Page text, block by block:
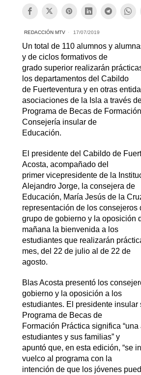
REDACCIÓN MTV 17/07/2019
Un total de 110 alumnos y
y de ciclos formativos de
grado superior realizarán
los departamentos del Cabildo
de Fuerteventura y en otras
asociaciones de la Isla a través
Programa de Becas de
Consejería insular de
Educación.
El presidente del Cabildo de
Acosta, acompañado del
primer vicepresidente de la
Alejandro Jorge, la consejera de
Educación, María Jesús de la
representación de los consejeros
grupo de gobierno y la oposición
mañana la bienvenida a los
estudiantes que realizarán
mes, del 22 de julio al de 22 de
agosto.
Blas Acosta presentó los
gobierno y la oposición a los
estudiantes. El presidente insular
Programa de Becas de
Formación Práctica significa
estudiantes y sus familias” y
apuntó que, en esta edición, “se
vuelco al programa con la
intención de que los jóvenes